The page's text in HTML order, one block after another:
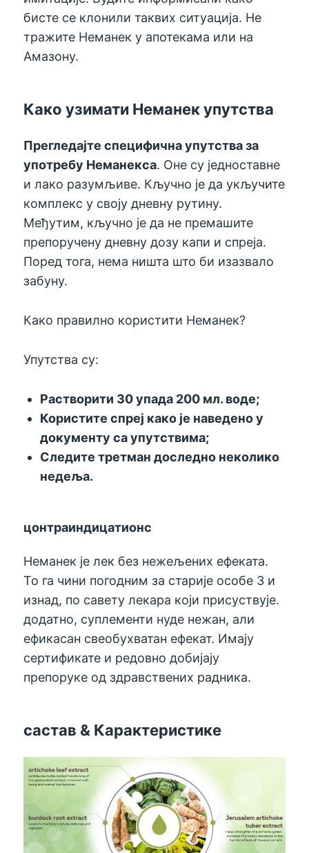
бисте се клонили таквих ситуација. Не
тражите Неманек у апотекама или на
Амазону.
Како узимати Неманек упутства
Прегледајте специфична упутства за
употребу Неманекса. Оне су једноставне
и лако разумљиве. Кључно је да укључите
комплекс у своју дневну рутину.
Међутим, кључно је да не премашите
препоручену дневну дозу капи и спреја.
Поред тога, нема ништа што би изазвало
забуну.
Како правилно користити Неманек?
Упутства су:
Растворити 30 упада 200 мл. воде;
Користите спреј како је наведено у
документу са упутствима;
Следите третман доследно неколико
недеља.
цонтраиндицатионс
Неманек је лек без нежељених ефеката.
То га чини погодним за старије особе 3 и
изнад, по савету лекара који присуствује.
додатно, суплементи нуде нежан, али
ефикасан свеобухватан ефекат. Имају
сертификате и редовно добијају
препоруке од здравствених радника.
састав & Карактеристике